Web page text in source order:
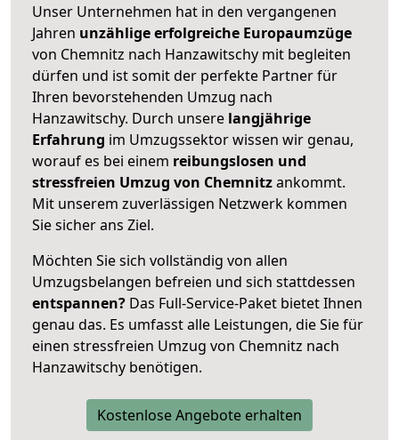
Unser Unternehmen hat in den vergangenen
Jahren unzählige erfolgreiche Europaumzüge
von Chemnitz nach Hanzawitschy mit begleiten
dürfen und ist somit der perfekte Partner für
Ihren bevorstehenden Umzug nach
Hanzawitschy. Durch unsere langjährige
Erfahrung im Umzugssektor wissen wir genau,
worauf es bei einem reibungslosen und
stressfreien Umzug von Chemnitzankommt.
Mit unserem zuverlässigen Netzwerk kommen
Sie sicher ans Ziel.
Möchten Sie sich vollständig von allen
Umzugsbelangen befreien und sich stattdessen
entspannen? Das Full-Service-Paket bietet Ihnen
genau das. Es umfasst alle Leistungen, die Sie für
einen stressfreien Umzug von Chemnitz nach
Hanzawitschy benötigen.
Kostenlose Angebote erhalten